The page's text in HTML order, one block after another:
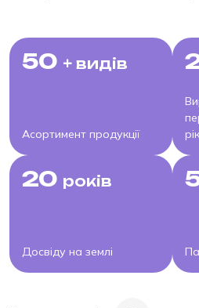
50 + видів
Асортимент продукції
рік
20 років
Досвіду на землі